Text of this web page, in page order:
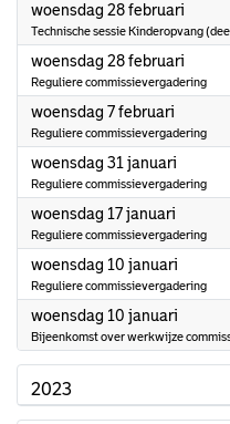
woensdag 28 februari
Technische sessie Kinderopvang
woensdag 28 februari
Reguliere commissievergadering
woensdag 7 februari
Reguliere commissievergadering
woensdag 31 januari
Reguliere commissievergadering
woensdag 17 januari
Reguliere commissievergadering
woensdag 10 januari
Reguliere commissievergadering
woensdag 10 januari
Bijeenkomst over werkwijze
2023